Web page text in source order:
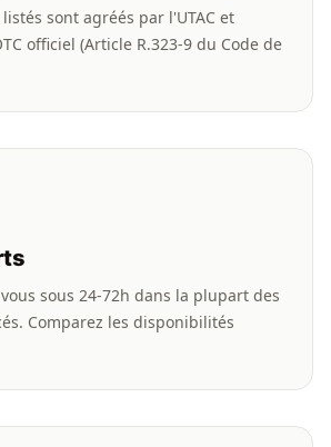
sont agréés par l'UTAC et
officiel (Article R.323-9 du Code de
sous 24-72h dans la plupart des
Comparez les disponibilités